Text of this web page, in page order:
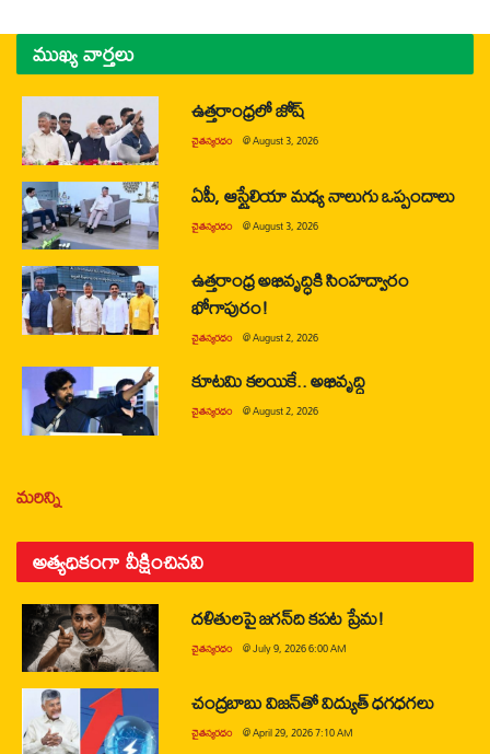
ముఖ్య వార్తలు
ఉత్తరాంధ్రలో జోష్
చైతన్యరధం @August 3, 2026
ఏపీ, ఆస్ట్రేలియా మధ్య నాలుగు ఒప్పందాలు
చైతన్యరధం @August 3, 2026
ఉత్తరాంధ్ర అభివృద్ధికి సింహద్వారం
భోగాపురం!
చైతన్యరధం @August 2, 2026
కూటమి కలయికే.. అభివృద్ధి
చైతన్యరధం @August 2, 2026
మరిన్ని
అత్యధికంగా వీక్షించినవి
దళితులపై జగన్‌ది కపట ప్రేమ!
చైతన్యరధం @July 9, 2026 6:00 AM
చంద్రబాబు విజన్‌తో విద్యుత్ ధగధగలు
చైతన్యరధం @April 29, 2026 7:10 AM